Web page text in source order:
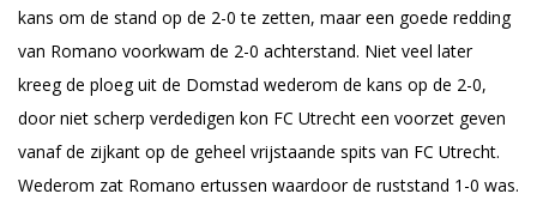
kans om de stand op de 2-0 te zetten, maar een goede redding
van Romano voorkwam de 2-0 achterstand. Niet veel later
kreeg de ploeg uit de Domstad wederom de kans op de 2-0,
door niet scherp verdedigen kon FC Utrecht een voorzet geven
vanaf de zijkant op de geheel vrijstaande spits van FC Utrecht.
Wederom zat Romano ertussen waardoor de ruststand 1-0 was.